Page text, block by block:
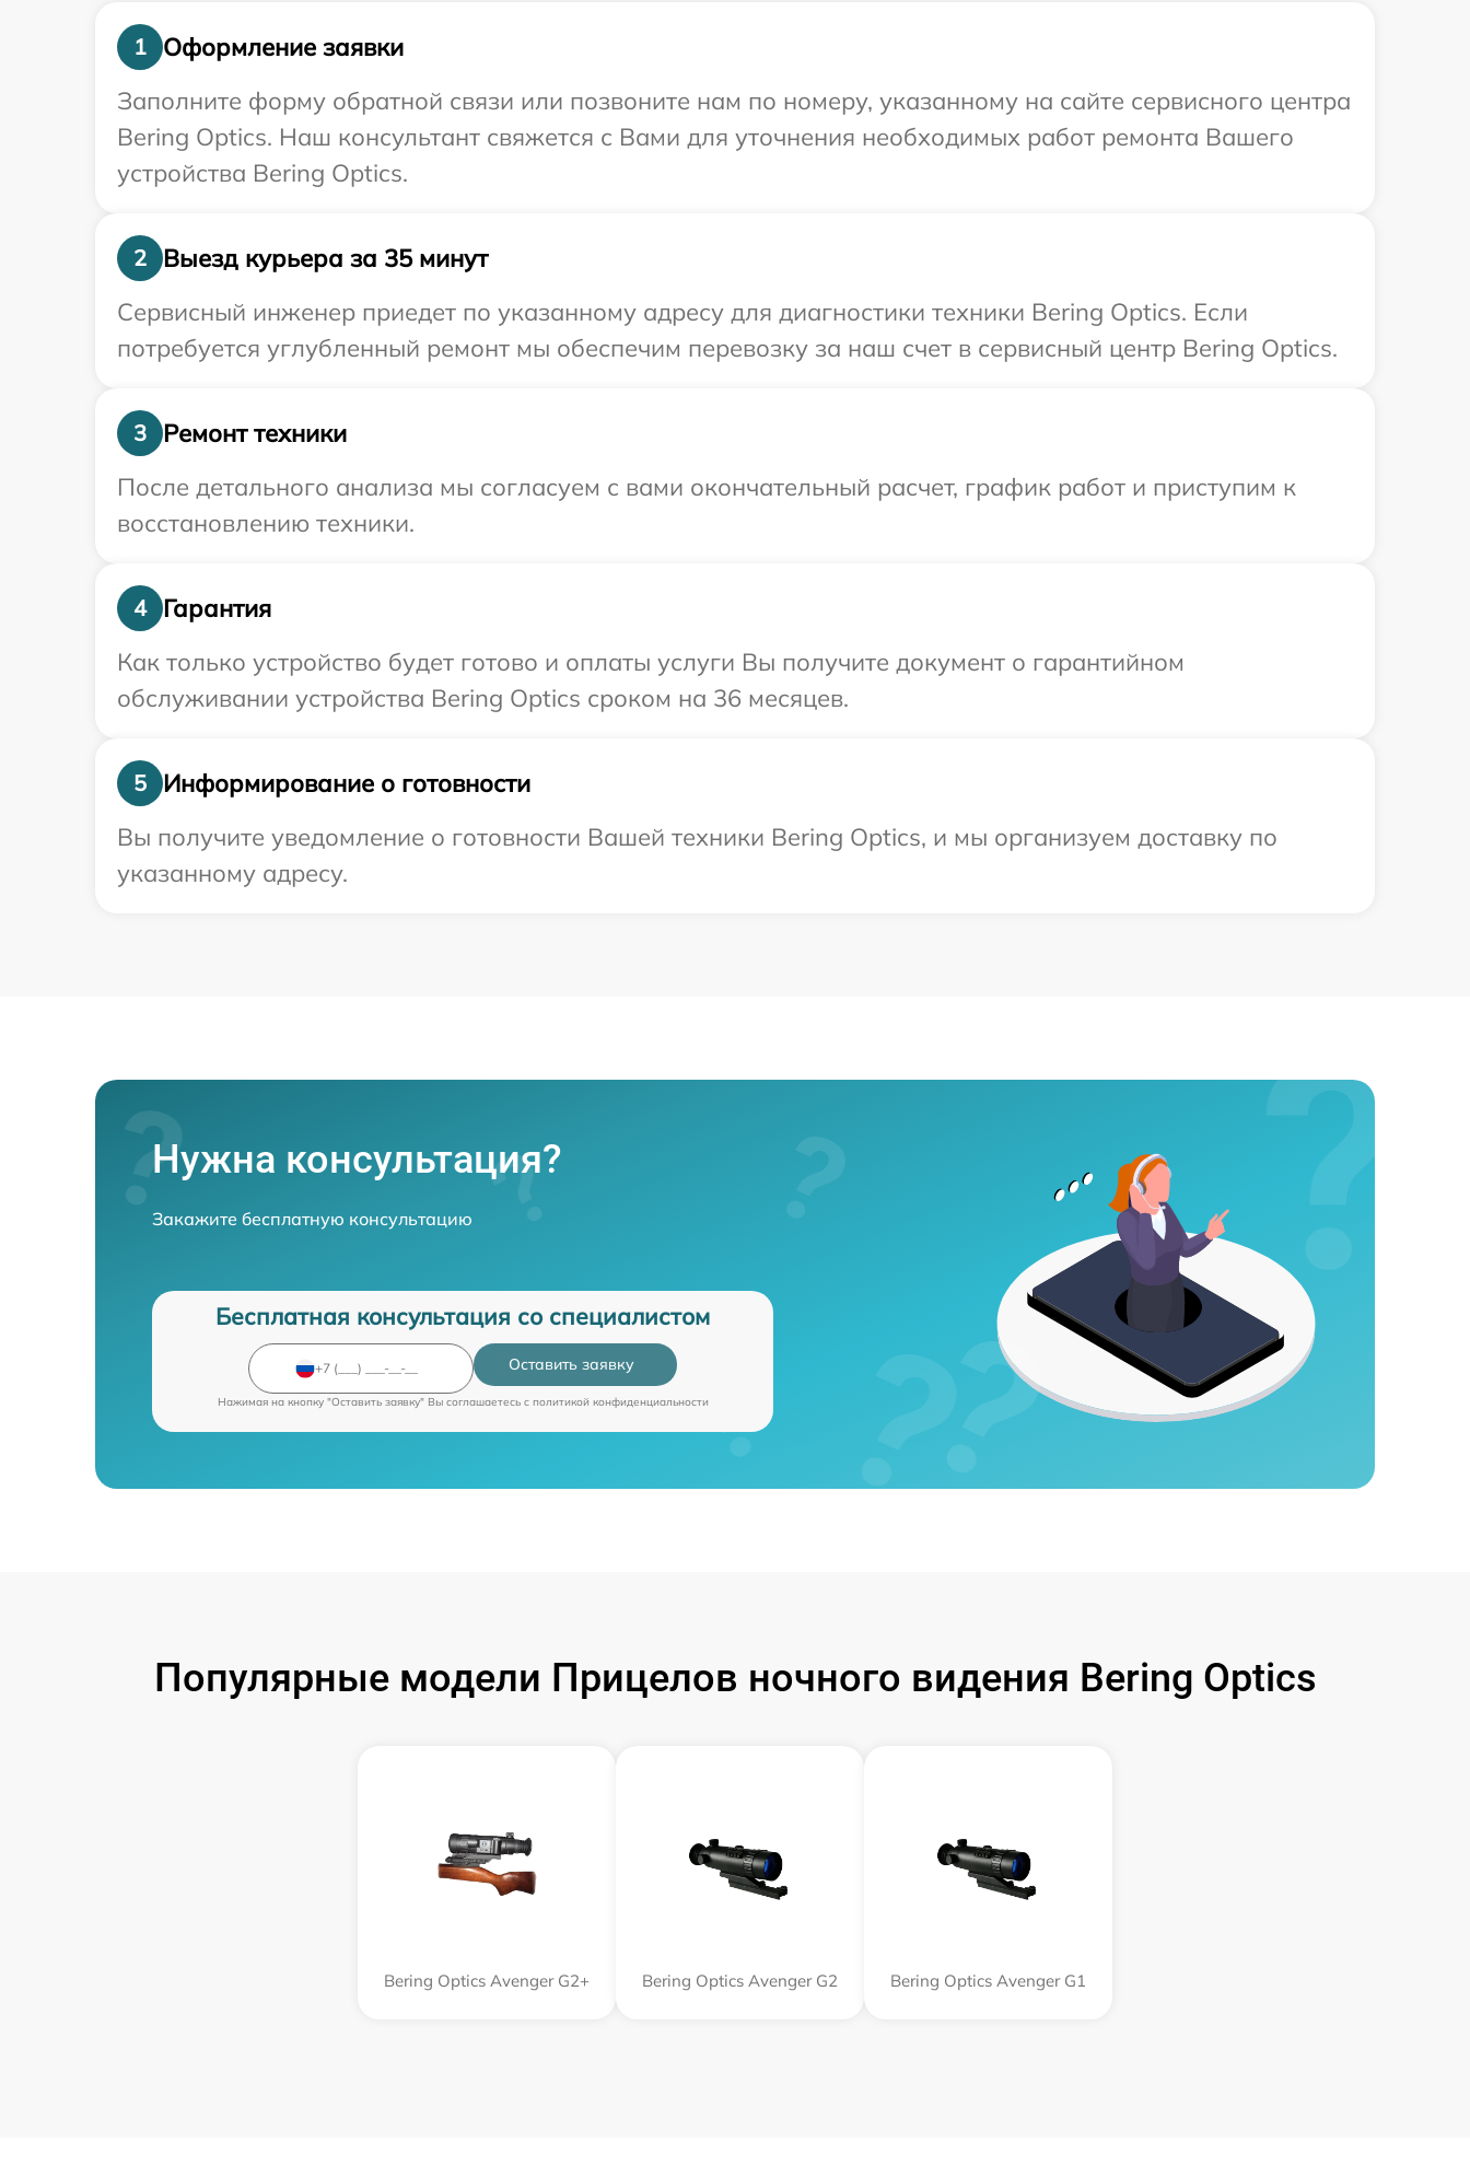
1
Оформление заявки
Заполните форму обратной связи или позвоните нам по номеру, указанному на сайте сервисного центра
Bering Optics. Наш консультант свяжется с Вами для уточнения необходимых работ ремонта Вашего
устройства Bering Optics.
2
Выезд курьера за 35 минут
Сервисный инженер приедет по указанному адресу для диагностики техники Bering Optics. Если
потребуется углубленный ремонт мы обеспечим перевозку за наш счет в сервисный центр Bering Optics.
3
Ремонт техники
После детального анализа мы согласуем с вами окончательный расчет, график работ и приступим к
восстановлению техники.
4
Гарантия
Как только устройство будет готово и оплаты услуги Вы получите документ о гарантийном
обслуживании устройства Bering Optics сроком на 36 месяцев.
5
Информирование о готовности
Вы получите уведомление о готовности Вашей техники Bering Optics, и мы организуем доставку по
указанному адресу.
Нужна консультация?
Закажите бесплатную консультацию
Бесплатная консультация со специалистом
Оставить заявку
Нажимая на кнопку "Оставить заявку" Вы соглашаетесь c политикой конфиденциальности
Популярные модели Прицелов ночного видения Bering Optics
Bering Optics Avenger G2+ Bering Optics Avenger G2 Bering Optics Avenger G1